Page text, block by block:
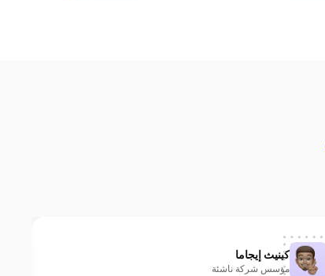
كينيث إيجاما
مؤسس شركة ناشئة